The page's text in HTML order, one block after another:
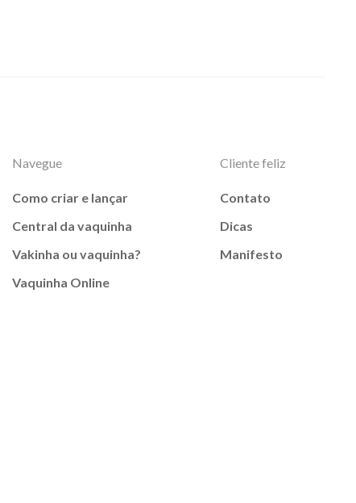
Navegue
Como criar e lançar
Central da vaquinha
Vakinha ou vaquinha?
Vaquinha Online
Cliente feliz
Contato
Dicas
Manifesto